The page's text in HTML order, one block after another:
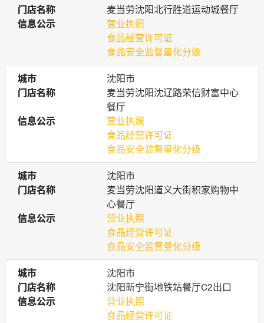
门店名称
门店名称
麦当劳沈阳北行胜道运动城餐厅
信息公示
信息公示
营业执照
食品经营许可证
食品安全监督量化分级
城市
城市
沈阳市
门店名称
门店名称
麦当劳沈阳沈辽路荣信财富中心
餐厅
信息公示
信息公示
营业执照
食品经营许可证
食品安全监督量化分级
城市
城市
沈阳市
门店名称
门店名称
麦当劳沈阳道义大街积家购物中
心餐厅
信息公示
信息公示
营业执照
食品经营许可证
食品安全监督量化分级
城市
城市
沈阳市
门店名称
门店名称
沈阳新宁街地铁站餐厅C2出口
信息公示
信息公示
营业执照
食品经营许可证